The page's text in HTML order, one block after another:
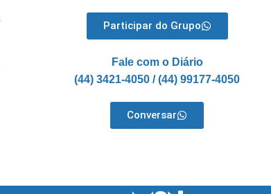
Participar do Grupo
Fale com o Diário
(44) 3421-4050 / (44) 99177-4050
Conversar